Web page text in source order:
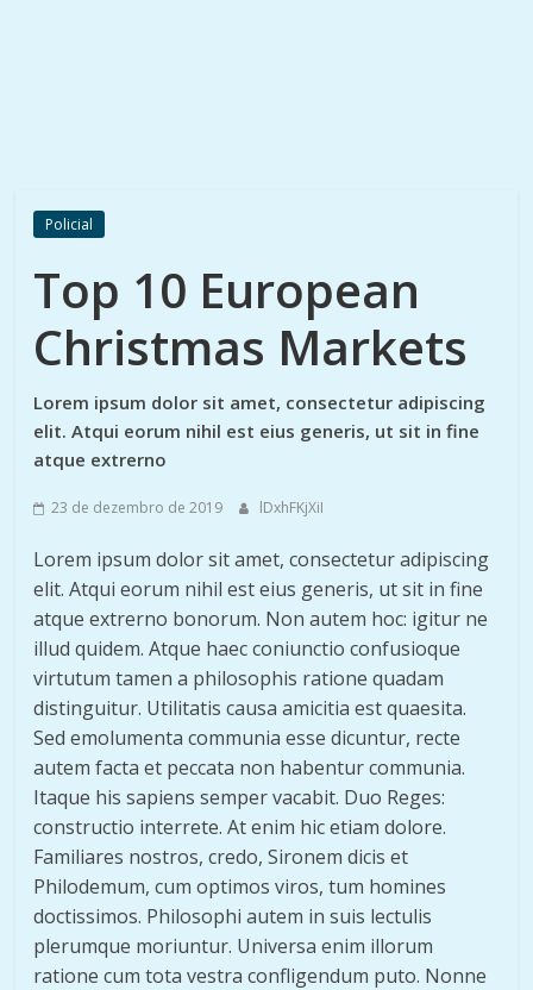
Policial
Top 10 European
Christmas Markets
Lorem ipsum dolor sit amet, consectetur adipiscing
elit. Atqui eorum nihil est eius generis, ut sit in fine
atque extrerno
23 de dezembro de 2019 lDxhFKjXiI
Lorem ipsum dolor sit amet, consectetur adipiscing
elit. Atqui eorum nihil est eius generis, ut sit in fine
atque extrerno bonorum. Non autem hoc: igitur ne
illud quidem. Atque haec coniunctio confusioque
virtutum tamen a philosophis ratione quadam
distinguitur. Utilitatis causa amicitia est quaesita.
Sed emolumenta communia esse dicuntur, recte
autem facta et peccata non habentur communia.
Itaque his sapiens semper vacabit. Duo Reges:
constructio interrete. At enim hic etiam dolore.
Familiares nostros, credo, Sironem dicis et
Philodemum, cum optimos viros, tum homines
doctissimos. Philosophi autem in suis lectulis
plerumque moriuntur. Universa enim illorum
ratione cum tota vestra confligendum puto. Nonne